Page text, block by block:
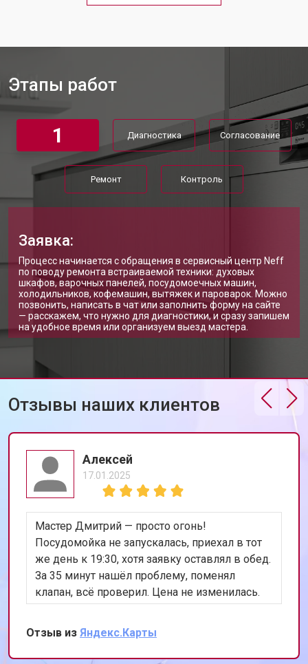
Ремонт стакана моечного бака от 1600 ₽
Ремонт или замена пружины дверцы Заказать
от 1100 ₽ Заказать
от 2450 ₽ Заказать
Замена панели управления от 1550 ₽ Заказать
машины Neff
температуры
от 1590 ₽ Заказать
Замена замка посудомоечной
машины Neff
от 1600 ₽ Заказать
Ремонт электропроводки от 1250 ₽ Заказать
Корпусный ремонт (замена резинок,
креплений, кнопок)
(восстановление)
от 2590 ₽ Заказать
Замена датчика соли
Замена заливного клапана
Замена расходомера от 1600 ₽ Заказать
Замена разбрызгивателя от 750 ₽ Заказать
Замена пускового конденсатора
циркуляционного насоса
Заказать
Замена проточного
нагревательного элемента
от 2000 ₽ Заказать
дверцы
Этапы работ
1 Диагностика Согласование
Ремонт Контроль
Заявка:
Процесс начинается с обращения в сервисный центр Neff
по поводу ремонта встраиваемой техники: духовых
шкафов, варочных панелей, посудомоечных машин,
холодильников, кофемашин, вытяжек и пароварок. Можно
позвонить, написать в чат или заполнить форму на сайте
— расскажем, что нужно для диагностики, и сразу запишем
на удобное время или организуем выезд мастера.
Отзывы наших клиентов
Алексей
17.01.2025
Мастер Дмитрий — просто огонь!
Посудомойка не запускалась, приехал в тот
же день к 19:30, хотя заявку оставлял в обед.
За 35 минут нашёл проблему, поменял
клапан, всё проверил. Цена не изменилась.
Теперь работает лучше, чем когда покупали.
Сохранил номер, всем уже разослал.
Отзыв из Яндекс.Карты